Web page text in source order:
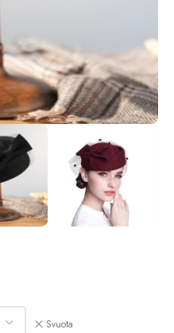
Svuota